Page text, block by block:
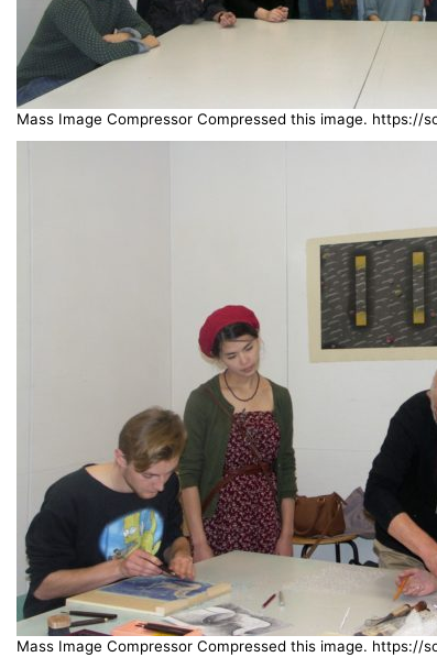
Mass Image Compressor Compressed this image. https://
Mass Image Compressor Compressed this image. https://